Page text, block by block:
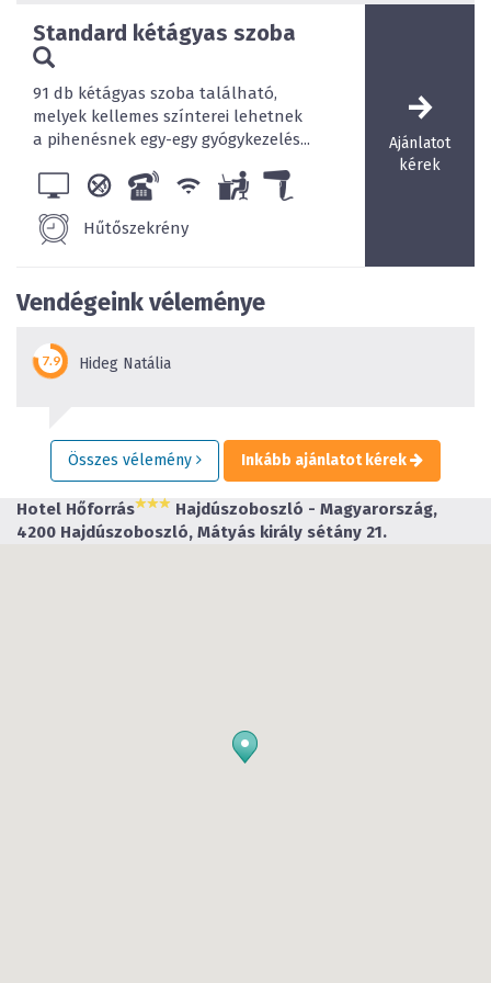
depressziós tünetegyüttesek); veleszületett vagy
szerzett ízületi deformitások; gerincferdülés; egyes
Ellenjavallatok: heveny gyulladásos
megbetegedések, keringési elégtelenség, kórosan
magas vérnyomás, fertőző betegségek,
rosszindulatú daganatos betegség, terhesség, tbc.
lázas állapot, agyvérzést, szívinfarktust és tüdő-
embóliát követő 6 hónap.
Standard kétágyas szoba
91 db kétágyas szoba található,
melyek kellemes színterei lehetnek
a pihenésnek egy-egy gyógykezelés...
Hűtőszekrény
Ajánlatot
kérek
Vendégeink véleménye
Hideg Natália
Összes vélemény Inkább ajánlatot kérek
Hotel Hőforrás
Hajdúszoboszló - Magyarország,
4200 Hajdúszoboszló, Mátyás király sétány 21.